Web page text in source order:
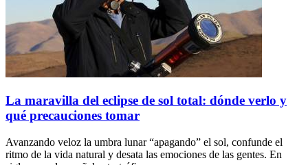
La maravilla del eclipse de sol total: dónde verlo y
qué precauciones tomar
Avanzando veloz la umbra lunar “apagando” el sol, confunde el
ritmo de la vida natural y desata las emociones de las gentes. En